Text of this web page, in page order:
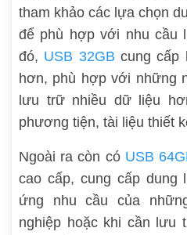
tham khảo các lựa chọn
để phù hợp với nhu cầu
đó, USB 32GB cung cấp
hơn, phù hợp với những
lưu trữ nhiều dữ liệu
phương tiện, tài liệu thiết
Ngoài ra còn có USB
cao cấp, cung cấp
ứng nhu cầu của
nghiệp hoặc khi cần lưu